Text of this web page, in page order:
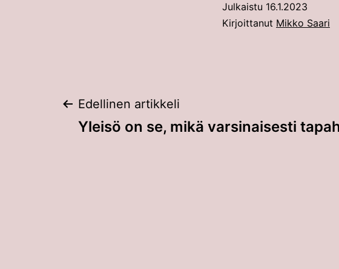
Julkaistu 16.1.2023
Kirjoittanut Mikko Saari
Artikkelien
Edellinen artikkeli
Yleisö on se, mikä varsinaisesti